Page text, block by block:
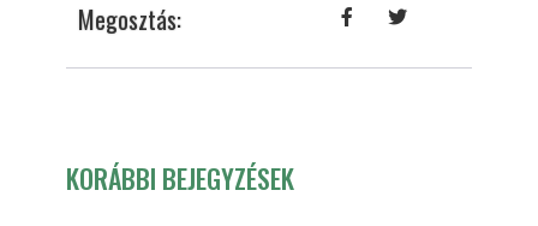
Megosztás:
KORÁBBI BEJEGYZÉSEK